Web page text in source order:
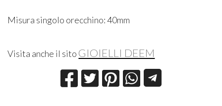
Misura singolo orecchino: 40mm
Visita anche il sito GIOIELLI DEEM